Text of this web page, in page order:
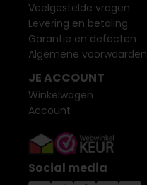
Veelgestelde vragen
Levering en betaling
Garantie en defecten
Algemene voorwaarden
JE ACCOUNT
Winkelwagen
Account
Social media